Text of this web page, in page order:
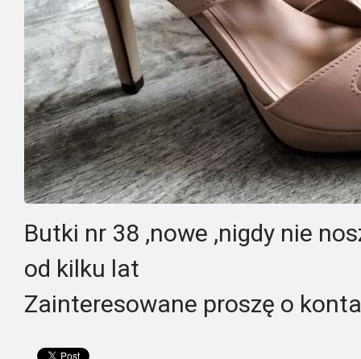
Butki nr 38 ,nowe ,nigdy nie
od kilku lat
Zainteresowane proszę o